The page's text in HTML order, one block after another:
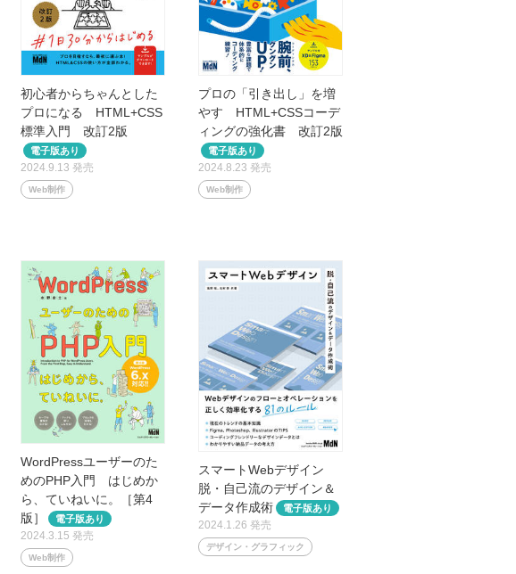
初心者からちゃんとした
プロになる HTML+CSS
標準入門 改訂2版
2024.9.13 発売
Web制作
プロの「引き出し」を増
やす HTML+CSSコーデ
ィングの強化書 改訂2版
2024.8.23 発売
Web制作
WordPressユーザーのた
めのPHP入門 はじめか
ら、ていねいに。［第4
版］
2024.3.15 発売
Web制作
スマートWebデザイン
脱・自己流のデザイン＆
データ作成術
2024.1.26 発売
デザイン・グラフィック